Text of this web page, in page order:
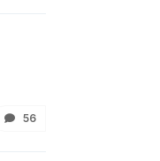
56